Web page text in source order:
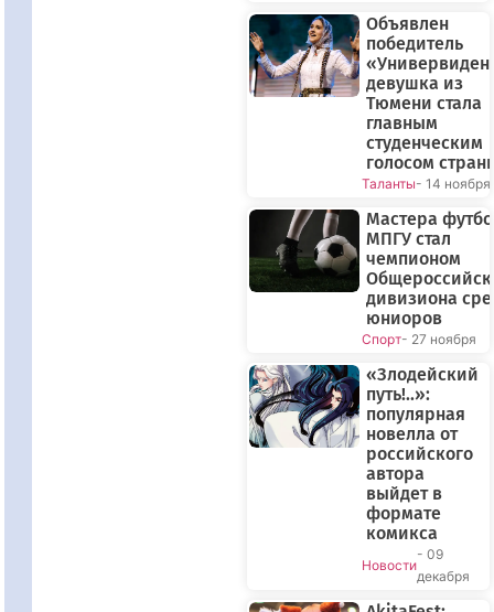
Объявлен
победитель
девушка из
Тюмени стала
главным
студенческим
голосом
Таланты- 14 ноября
Мастера
МПГУ стал
чемпионом
дивизиона
юниоров
Спорт- 27 ноября
«Злодейский
путь!..»:
популярная
новелла от
российского
автора
выйдет в
формате
комикса
Новости
- 09
декабря